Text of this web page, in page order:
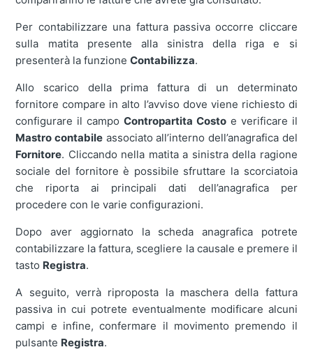
Per contabilizzare una fattura passiva occorre cliccare
sulla matita presente alla sinistra della riga e si
presenterà la funzioneContabilizza.
Allo scarico della prima fattura di un determinato
fornitore compare in alto l’avviso dove viene richiesto di
configurare il campoContropartita Costoe verificare il
Mastro contabile associato all’interno dell’anagrafica del
Fornitore. Cliccando nella matita a sinistra della ragione
sociale del fornitore è possibile sfruttare la scorciatoia
che riporta ai principali dati dell’anagrafica per
procedere con le varie configurazioni.
Dopo aver aggiornato la scheda anagrafica potrete
contabilizzare la fattura, scegliere la causale e premere il
tasto Registra.
A seguito, verrà riproposta la maschera della fattura
passiva in cui potrete eventualmente modificare alcuni
campi e infine, confermare il movimento premendo il
pulsante Registra.